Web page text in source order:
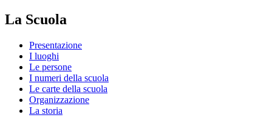
La Scuola
Presentazione
I luoghi
Le persone
I numeri della scuola
Le carte della scuola
Organizzazione
La storia